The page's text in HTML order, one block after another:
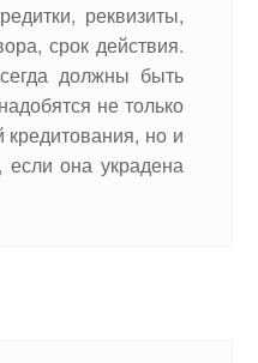
реквизиты,
срок действия.
должны быть
не только
кредитования, но и
если она украдена